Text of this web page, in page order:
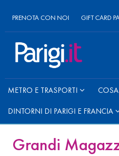
PRENOTA CON NOI GIFT CARD
METRO E TRASPORTI COSA
DINTORNI DI PARIGI E FRANCIA
Grandi